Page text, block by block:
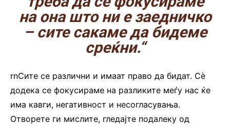
на она што ни е заедничко
– сите сакаме да бидеме
среќни.“
rnСите се различни и имаат право да бидат. Сè
додека се фокусираме на разликите меѓу нас ќе
има кавги, негативност и несогласувања.
Отворете ги мислите, гледајте подалеку од